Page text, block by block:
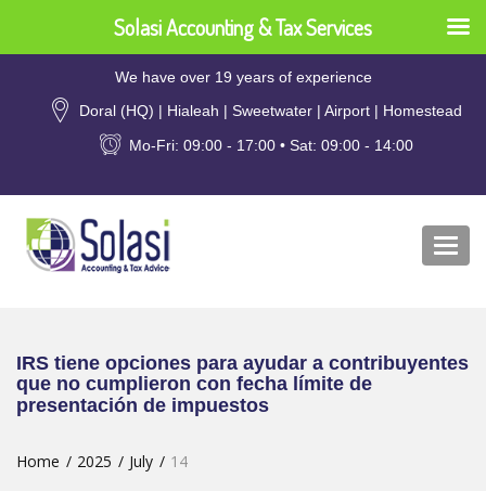
We have over 19 years of experience
Doral (HQ) | Hialeah | Sweetwater | Airport | Homestead
Mo-Fri: 09:00 - 17:00 • Sat: 09:00 - 14:00
IRS tiene opciones para ayudar a contribuyentes
que no cumplieron con fecha límite de
presentación de impuestos
Home 2025 July 14
Solasi Accounting & Tax Services